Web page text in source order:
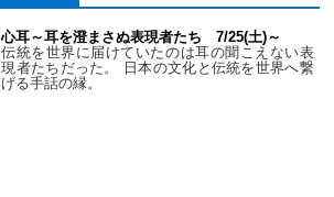
心耳～耳を澄まさぬ表現者たち 7/25(土)～
伝統を世界に届けていたのは耳の聞こえない表
現者たちだった。 日本の文化と伝統を世界へ繋
げる手話の縁。